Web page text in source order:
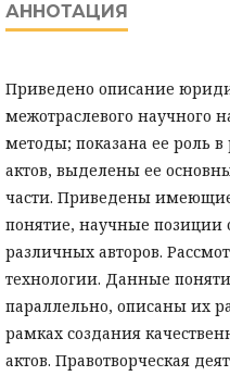
АННОТАЦИЯ
Приведено описание
межотраслевого научного
методы; показана ее роль в
актов, выделены ее
части. Приведены
понятие, научные позиции
различных авторов.
технологии. Данные
параллельно, описаны их
рамках создания
актов. Правотворческая